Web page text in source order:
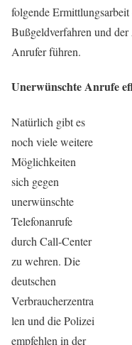
folgende
Bußgeldverfahren und
Anrufer führen.
Unerwünschte Anrufe
Natürlich gibt es
noch viele weitere
Möglichkeiten
sich gegen
unerwünschte
Telefonanrufe
durch Call-Center
zu wehren. Die
deutschen
Verbraucherzentra
len und die Polizei
empfehlen in der